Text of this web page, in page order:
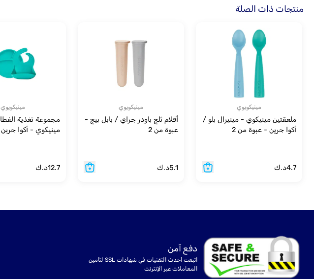
منتجات ذات الصلة
مينيكويوي
ملعقتين مينيكوي - مينيرال بلو /
أكوا جرين - عبوة من 2
4.7د.ك
مينيكويوي
أقلام ثلج باودر جراي / بابل بيج -
عبوة من 2
5.1د.ك
مينيكويوي
مينيكوي - أكوا جرين
12.7د.ك
دفع آمن
اتبعت أحدث التقنيات في شهادات SSL لتأمين
المعاملات عبر الإنترنت